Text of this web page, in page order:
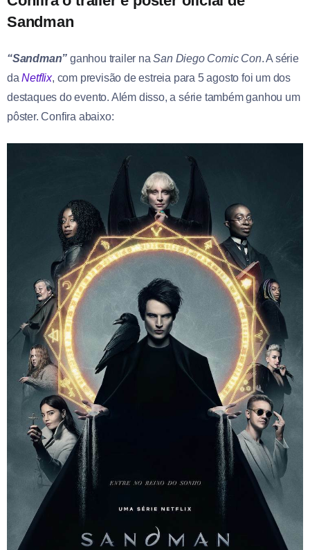
Sandman
“Sandman” ganhou trailer na San Diego Comic Con. A série
daNetflix, com previsão de estreia para 5 agosto foi um dos
destaques do evento. Além disso, a série também ganhou um
pôster. Confira abaixo: